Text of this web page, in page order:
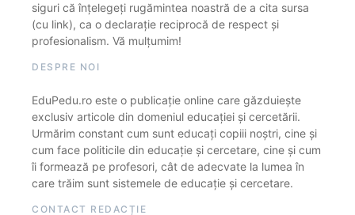
siguri că înțelegeți rugămintea noastră de a cita sursa
(cu link), ca o declarație reciprocă de respect și
profesionalism. Vă mulțumim!
DESPRE NOI
EduPedu.ro este o publicație online care găzduiește
exclusiv articole din domeniul educației și cercetării.
Urmărim constant cum sunt educați copiii noștri, cine și
cum face politicile din educație și cercetare, cine și cum
îi formează pe profesori, cât de adecvate la lumea în
care trăim sunt sistemele de educație și cercetare.
CONTACT REDACȚIE